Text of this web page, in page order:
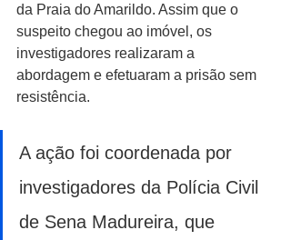
da Praia do Amarildo. Assim que o
suspeito chegou ao imóvel, os
investigadores realizaram a
abordagem e efetuaram a prisão sem
resistência.
A ação foi coordenada por
investigadores da Polícia Civil
de Sena Madureira, que